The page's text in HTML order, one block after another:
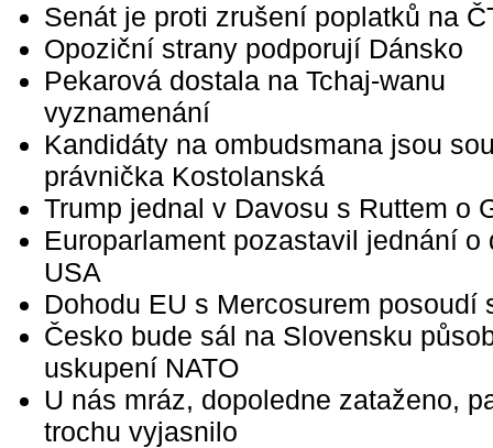
Senát je proti zrušení poplatků na
Opoziční strany podporují Dánsko
Pekarová dostala na Tchaj-wanu
vyznamenání
Kandidáty na ombudsmana jsou
právnička Kostolanská
Trump jednal v Davosu s Ruttem o
Europarlament pozastavil jednání o
USA
Dohodu EU s Mercosurem posoudí
Česko bude sál na Slovensku
uskupení NATO
U nás mráz, dopoledne zataženo,
trochu vyjasnilo